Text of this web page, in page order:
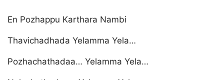
En Pozhappu Karthara Nambi
Thavichadhada Yelamma Yela…
Pozhachathadaa… Yelamma Yela…